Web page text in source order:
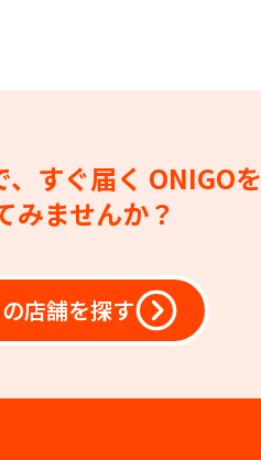
すぐ届く ONIGOを
みませんか？
店舗を探す